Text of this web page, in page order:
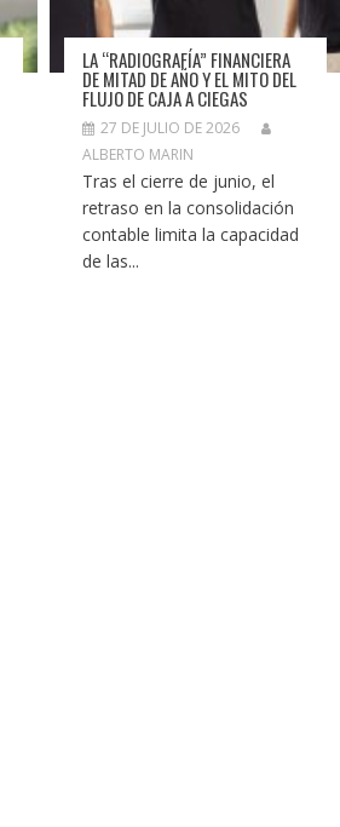
LA “RADIOGRAFÍA” FINANCIERA
DE MITAD DE AÑO Y EL MITO DEL
FLUJO DE CAJA A CIEGAS
27 DE JULIO DE 2026
ALBERTO MARIN
Tras el cierre de junio, el
retraso en la consolidación
contable limita la capacidad
de las...